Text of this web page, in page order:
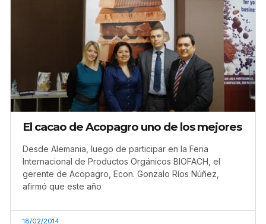
El cacao de Acopagro uno de los mejores
Desde Alemania, luego de participar en la Feria
Internacional de Productos Orgánicos BIOFACH, el
gerente de Acopagro, Econ. Gonzalo Ríos Núñez,
afirmó que este año
18/02/2014